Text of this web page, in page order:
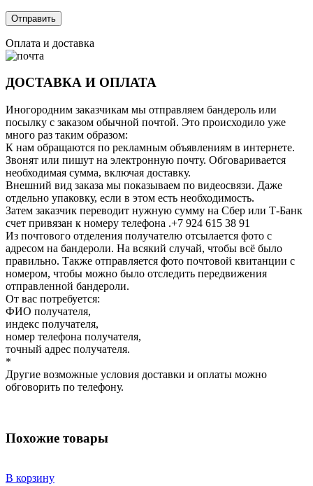
Оплата и доставка
ДОСТАВКА И ОПЛАТА
Иногородним заказчикам мы отправляем бандероль или
посылку с заказом обычной почтой. Это происходило уже
много раз таким образом:
К нам обращаются по рекламным объявлениям в интернете.
Звонят или пишут на электронную почту. Обговаривается
необходимая сумма, включая доставку.
Внешний вид заказа мы показываем по видеосвязи. Даже
отдельно упаковку, если в этом есть необходимость.
Затем заказчик переводит нужную сумму на Сбер или Т-Банк
счет привязан к номеру телефона .+7 924 615 38 91
Из почтового отделения получателю отсылается фото с
адресом на бандероли. На всякий случай, чтобы всё было
правильно. Также отправляется фото почтовой квитанции с
номером, чтобы можно было отследить передвижения
отправленной бандероли.
От вас потребуется:
ФИО получателя,
индекс получателя,
номер телефона получателя,
точный адрес получателя.
*
Другие возможные условия доставки и оплаты можно
обговорить по телефону.
Похожие товары
В корзину